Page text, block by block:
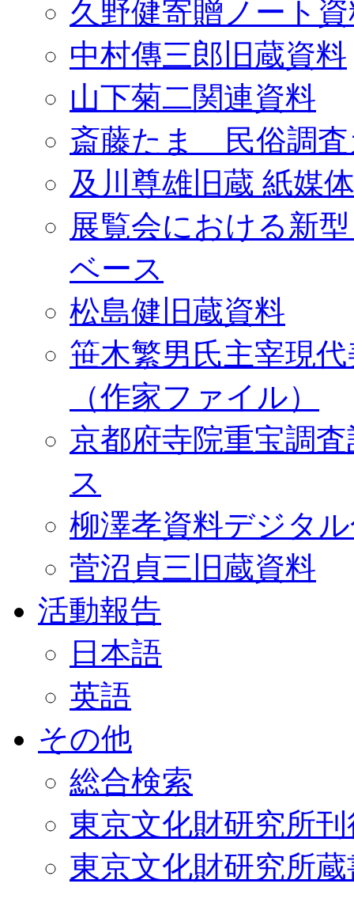
久野健寄贈ノート
中村傳三郎旧蔵資料
山下菊二関連資料
斎藤たま 民俗調査
及川尊雄旧蔵 紙媒
展覧会における新
ベース
松島健旧蔵資料
笹木繁男氏主宰現
（作家ファイル）
京都府寺院重宝調
ス
柳澤孝資料デジタ
菅沼貞三旧蔵資料
活動報告
日本語
英語
その他
総合検索
東京文化財研究所
東京文化財研究所